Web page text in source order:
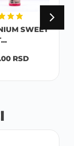
SWEET
RSD